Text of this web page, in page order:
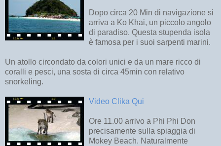
Dopo circa 20 Min di navigazione si
arriva a Ko Khai, un piccolo angolo
di paradiso. Questa stupenda isola
è famosa per i suoi sarpenti marini.
Un atollo circondato da colori unici e da un mare ricco di
coralli e pesci, una sosta di circa 45min con relativo
snorkeling.
Video Clika Qui
Ore 11.00 arrivo a Phi Phi Don
precisamente sulla spiaggia di
Mokey Beach. Naturalmente